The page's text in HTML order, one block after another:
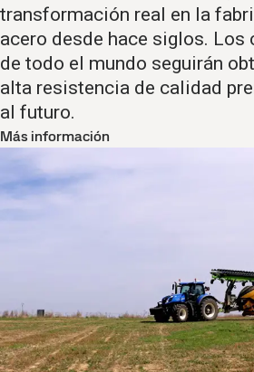
transformación real en la
acero desde hace siglos. Los
de todo el mundo seguirán
alta resistencia de calidad
al futuro.
Más información